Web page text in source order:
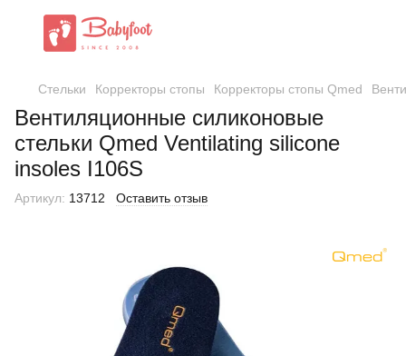
Стельки Корректоры стопы Корректоры стопы Qmed
Вентиляционные силиконовые
стельки Qmed Ventilating silicone
insoles I106S
Артикул: 13712 Оставить отзыв